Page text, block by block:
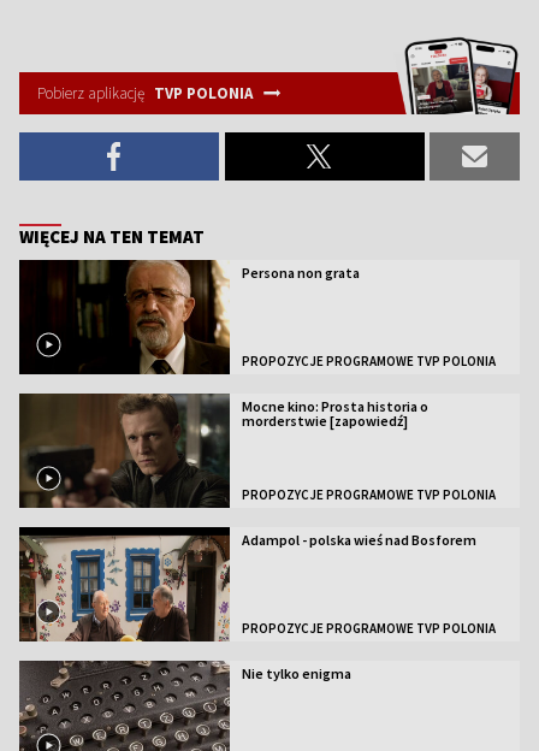
Pobierz aplikację TVP POLONIA
WIĘCEJ NA TEN TEMAT
Persona non grata
PROPOZYCJE PROGRAMOWE TVP POLONIA
Mocne kino: Prosta historia o
morderstwie [zapowiedź]
PROPOZYCJE PROGRAMOWE TVP POLONIA
Adampol - polska wieś nad Bosforem
PROPOZYCJE PROGRAMOWE TVP POLONIA
Nie tylko enigma